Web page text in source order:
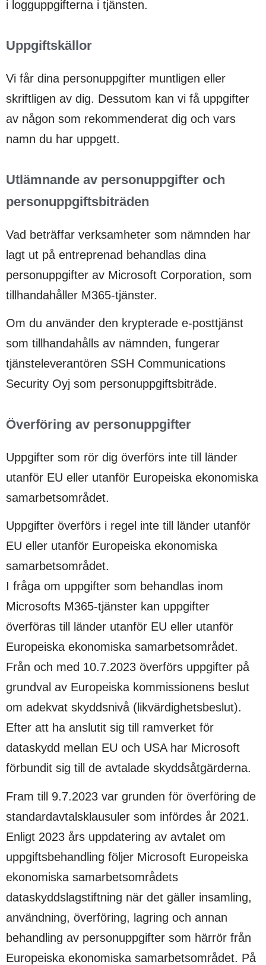
i logguppgifterna i tjänsten.
Uppgiftskällor
Vi får dina personuppgifter muntligen eller
skriftligen av dig. Dessutom kan vi få uppgifter
av någon som rekommenderat dig och vars
namn du har uppgett.
Utlämnande av personuppgifter och
personuppgiftsbiträden
Vad beträffar verksamheter som nämnden har
lagt ut på entreprenad behandlas dina
personuppgifter av Microsoft Corporation, som
tillhandahåller M365-tjänster.
Om du använder den krypterade e-posttjänst
som tillhandahålls av nämnden, fungerar
tjänsteleverantören SSH Communications
Security Oyj som personuppgiftsbiträde.
Överföring av personuppgifter
Uppgifter som rör dig överförs inte till länder
utanför EU eller utanför Europeiska ekonomiska
samarbetsområdet.
Uppgifter överförs i regel inte till länder utanför
EU eller utanför Europeiska ekonomiska
samarbetsområdet.
I fråga om uppgifter som behandlas inom
Microsofts M365-tjänster kan uppgifter
överföras till länder utanför EU eller utanför
Europeiska ekonomiska samarbetsområdet.
Från och med 10.7.2023 överförs uppgifter på
grundval av Europeiska kommissionens beslut
om adekvat skyddsnivå (likvärdighetsbeslut).
Efter att ha anslutit sig till ramverket för
dataskydd mellan EU och USA har Microsoft
förbundit sig till de avtalade skyddsåtgärderna.
Fram till 9.7.2023 var grunden för överföring de
standardavtalsklausuler som infördes år 2021.
Enligt 2023 års uppdatering av avtalet om
uppgiftsbehandling följer Microsoft Europeiska
ekonomiska samarbetsområdets
dataskyddslagstiftning när det gäller insamling,
användning, överföring, lagring och annan
behandling av personuppgifter som härrör från
Europeiska ekonomiska samarbetsområdet. På